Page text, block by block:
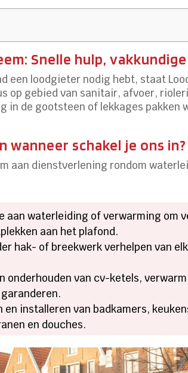
Snelle hulp,
een loodgieter nodig hebt, staat
op gebied van sanitair, afvoer,
in de gootsteen of lekkages
schakel je ons in?
aan dienstverlening rondom
aan waterleiding of verwarming om
aan het plafond.
hak- of breekwerk verhelpen van
onderhouden van cv-ketels,
en installeren van badkamers,
en douches.